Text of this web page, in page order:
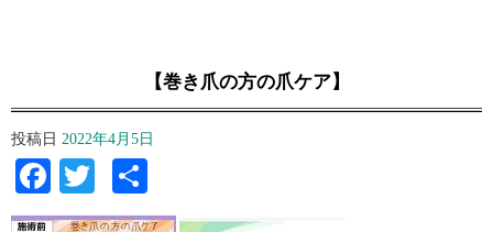
【巻き爪の方の爪ケア】
投稿日 2022年4月5日
Facebook
Twitter
有